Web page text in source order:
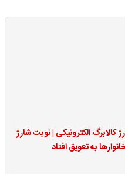
الکترونیکی | نوبت شارژ
به تعویق افتاد